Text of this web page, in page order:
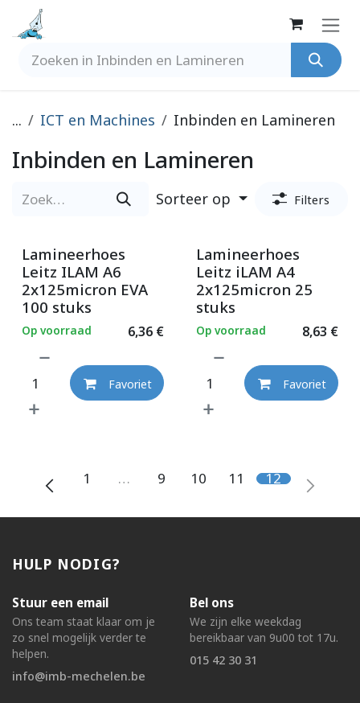
Overslaan naar inhoud
... ICT en Machines Inbinden en Lamineren
Inbinden en Lamineren
Sorteer op Filters
Lamineerhoes
Leitz ILAM A6
2x125micron EVA
100 stuks
6,36€
Op voorraad
Favoriet
Lamineerhoes
Leitz iLAM A4
2x125micron 25
stuks
8,63 €
Op voorraad
Favoriet
1 … 9 10 11 12
HULP NODIG?
Stuur een email
Ons team staat klaar om je
zo snel mogelijk verder te
helpen.
info@imb-mechelen.be
Bel ons
We zijn elke weekdag
bereikbaar van 9u00 tot 17u.
015 42 30 31